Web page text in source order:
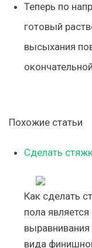
Теперь по
готовый
высыхания
Похожие статьи
Сделать
Как сделать
пола
вида